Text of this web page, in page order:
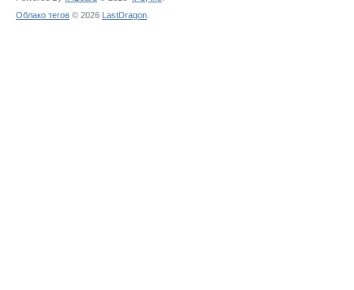
Облако тегов © 2026 LastDragon